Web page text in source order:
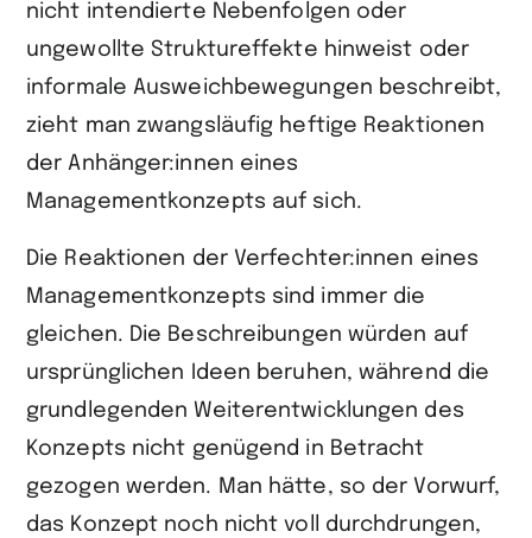
nicht intendierte Nebenfolgen oder
ungewollte Struktureffekte hinweist oder
informale Ausweichbewegungen beschreibt,
zieht man zwangsläufig heftige Reaktionen
der Anhänger:innen eines
Managementkonzepts auf sich.
Die Reaktionen der Verfechter:innen eines
Managementkonzepts sind immer die
gleichen. Die Beschreibungen würden auf
ursprünglichen Ideen beruhen, während die
grundlegenden Weiterentwicklungen des
Konzepts nicht genügend in Betracht
gezogen werden. Man hätte, so der Vorwurf,
das Konzept noch nicht voll durchdrungen,